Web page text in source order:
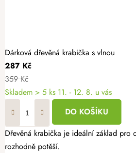
Dárková dřevěná krabička s vlnou
287 Kč
359 Kč
Skladem > 5 ks 11. - 12. 8. u vás
DO KOŠÍKU
Dřevěná krabička je ideální základ pro
rozhodně potěší.